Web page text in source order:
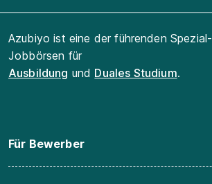
Azubiyo ist eine der führenden Spezial-
Jobbörsen für
Ausbildung und Duales Studium.
Für Bewerber